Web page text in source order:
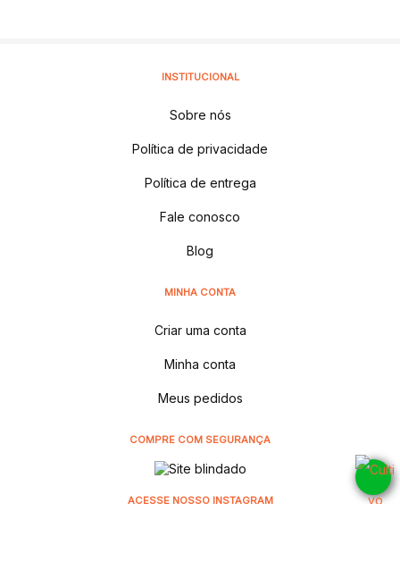
INSTITUCIONAL
Sobre nós
Política de privacidade
Política de entrega
Fale conosco
Blog
MINHA CONTA
Criar uma conta
Minha conta
Meus pedidos
COMPRE COM SEGURANÇA
ACESSE NOSSO INSTAGRAM